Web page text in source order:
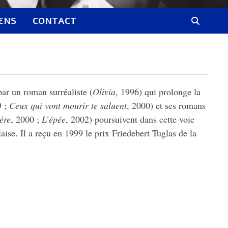
CONTACT
un roman surréaliste (Olivia, 1996) qui prolonge la
; Ceux qui vont mourir te saluent, 2000) et ses romans
, 2000 ;L’épée, 2002) poursuivent dans cette voie
Il a reçu en 1999 le prix Friedebert Tuglas de la